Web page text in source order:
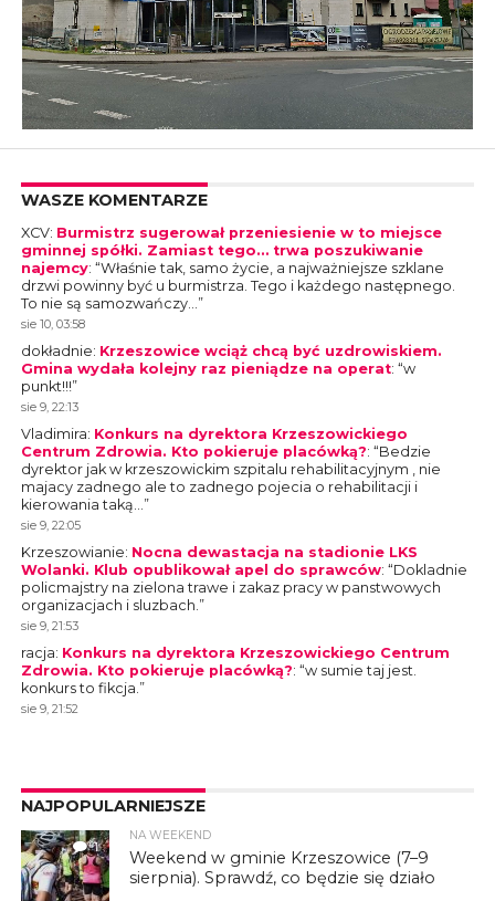
WASZE KOMENTARZE
XCV: Burmistrz sugerował przeniesienie w to miejsce
gminnej spółki. Zamiast tego… trwa poszukiwanie
najemcy: “Właśnie tak, samo życie, a najważniejsze szklane
drzwi powinny być u burmistrza. Tego i każdego następnego.
To nie są samozwańczy… ”
sie 10, 03:58
dokładnie: Krzeszowice wciąż chcą być uzdrowiskiem.
Gmina wydała kolejny raz pieniądze na operat: “w
punkt!!!”
sie 9, 22:13
Vladimira: Konkurs na dyrektora Krzeszowickiego
Centrum Zdrowia. Kto pokieruje placówką?: “Bedzie
dyrektor jak w krzeszowickim szpitalu rehabilitacyjnym , nie
majacy zadnego ale to zadnego pojecia o rehabilitacji i
kierowania taką… ”
sie 9, 22:05
Krzeszowianie: Nocna dewastacja na stadionie LKS
Wolanki. Klub opublikował apel do sprawców: “Dokladnie
policmajstry na zielona trawe i zakaz pracy w panstwowych
organizacjach i sluzbach. ”
sie 9, 21:53
racja: Konkurs na dyrektora Krzeszowickiego Centrum
Zdrowia. Kto pokieruje placówką?: “w sumie taj jest.
konkurs to fikcja. ”
sie 9, 21:52
NAJPOPULARNIEJSZE
1
NA WEEKEND
Weekend w gminie Krzeszowice (7–9
sierpnia). Sprawdź, co będzie się działo